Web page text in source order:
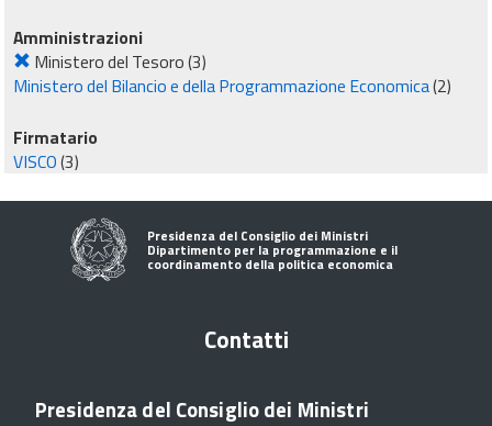
Amministrazioni
Ministero del Tesoro(3)
Ministero del Bilancio e della Programmazione Economica(2)
Firmatario
VISCO(3)
Presidenza del Consiglio dei Ministri
Dipartimento per la programmazione e il
coordinamento della politica economica
Contatti
Presidenza del Consiglio dei Ministri